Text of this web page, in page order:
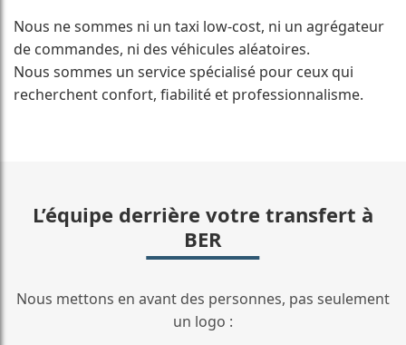
Nous ne sommes ni un taxi low-cost, ni un agrégateur
de commandes, ni des véhicules aléatoires.
Nous sommes un service spécialisé pour ceux qui
recherchent confort, fiabilité et professionnalisme.
L’équipe derrière votre transfert à
BER
Nous mettons en avant des personnes, pas seulement
un logo :